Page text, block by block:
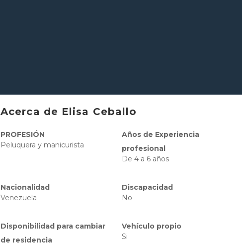
Acerca de Elisa Ceballo
PROFESIÓN
Peluquera y manicurista
Años de Experiencia
profesional
De 4 a 6 años
Nacionalidad
Venezuela
Discapacidad
No
Disponibilidad para cambiar
de residencia
Vehículo propio
Si